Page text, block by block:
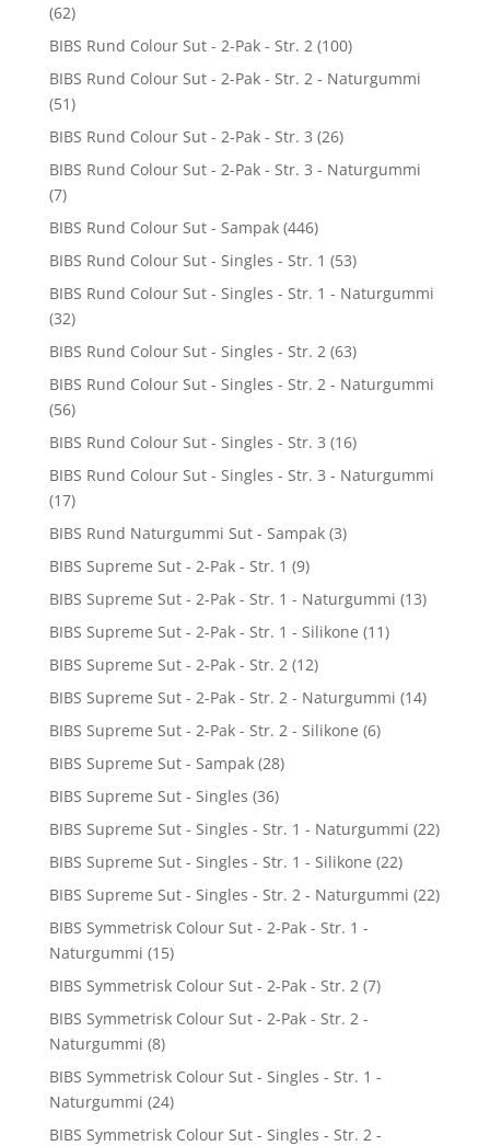
(62)
BIBS Rund Colour Sut - 2-Pak - Str. 2 (100)
BIBS Rund Colour Sut - 2-Pak - Str. 2 - Naturgummi
(51)
BIBS Rund Colour Sut - 2-Pak - Str. 3 (26)
BIBS Rund Colour Sut - 2-Pak - Str. 3 - Naturgummi
(7)
BIBS Rund Colour Sut - Sampak (446)
BIBS Rund Colour Sut - Singles - Str. 1 (53)
BIBS Rund Colour Sut - Singles - Str. 1 - Naturgummi
(32)
BIBS Rund Colour Sut - Singles - Str. 2 (63)
BIBS Rund Colour Sut - Singles - Str. 2 - Naturgummi
(56)
BIBS Rund Colour Sut - Singles - Str. 3 (16)
BIBS Rund Colour Sut - Singles - Str. 3 - Naturgummi
(17)
BIBS Rund Naturgummi Sut - Sampak (3)
BIBS Supreme Sut - 2-Pak - Str. 1 (9)
BIBS Supreme Sut - 2-Pak - Str. 1 - Naturgummi (13)
BIBS Supreme Sut - 2-Pak - Str. 1 - Silikone (11)
BIBS Supreme Sut - 2-Pak - Str. 2 (12)
BIBS Supreme Sut - 2-Pak - Str. 2 - Naturgummi (14)
BIBS Supreme Sut - 2-Pak - Str. 2 - Silikone (6)
BIBS Supreme Sut - Sampak (28)
BIBS Supreme Sut - Singles (36)
BIBS Supreme Sut - Singles - Str. 1 - Naturgummi (22)
BIBS Supreme Sut - Singles - Str. 1 - Silikone (22)
BIBS Supreme Sut - Singles - Str. 2 - Naturgummi (22)
BIBS Symmetrisk Colour Sut - 2-Pak - Str. 1 -
Naturgummi (15)
BIBS Symmetrisk Colour Sut - 2-Pak - Str. 2 (7)
BIBS Symmetrisk Colour Sut - 2-Pak - Str. 2 -
Naturgummi (8)
BIBS Symmetrisk Colour Sut - Singles - Str. 1 -
Naturgummi (24)
BIBS Symmetrisk Colour Sut - Singles - Str. 2 -